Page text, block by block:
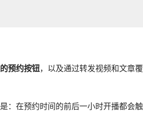
预约按钮，以及通过转发视频和文章
：在预约时间的前后一小时开播都会